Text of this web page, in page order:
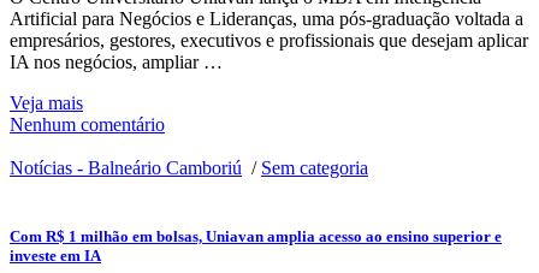
Artificial para Negócios e Lideranças, uma pós-graduação voltada a
empresários, gestores, executivos e profissionais que desejam aplicar
IA nos negócios, ampliar …
Veja mais
Nenhum comentário
Notícias - Balneário Camboriú / Sem categoria
Com R$ 1 milhão em bolsas, Uniavan amplia acesso ao ensino superior e
investe em IA